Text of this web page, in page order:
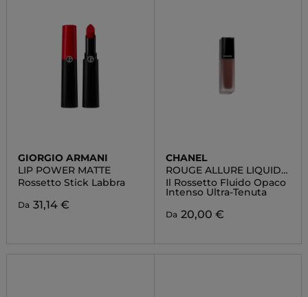
GIORGIO ARMANI
LIP POWER MATTE
Rossetto Stick Labbra
Da 31,14 €
CHANEL
ROUGE ALLURE LIQUID
VELVET
Il Rossetto Fluido Opaco
Intenso Ultra-Tenuta
Da 20,00 €